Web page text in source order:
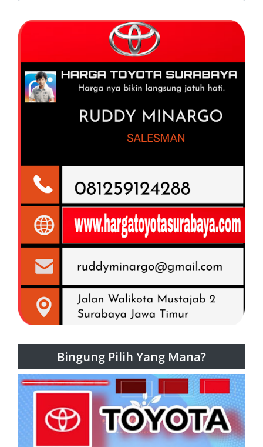
Bingung Pilih Yang Mana?